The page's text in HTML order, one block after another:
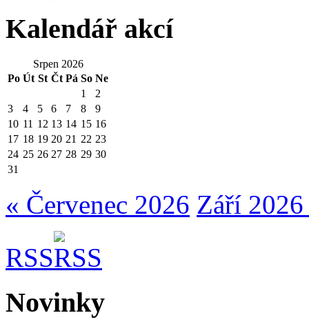
Kalendář akcí
Srpen 2026
Po Út St Čt Pá So Ne
1
2
3
4 5 6 7 8
9
10 11 12 13 14 15 16
17 18 19 20 21 22 23
24 25 26 27 28 29 30
31
« Červenec 2026 Září
RSS
Novinky